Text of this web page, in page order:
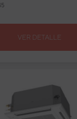
VER DETALLE